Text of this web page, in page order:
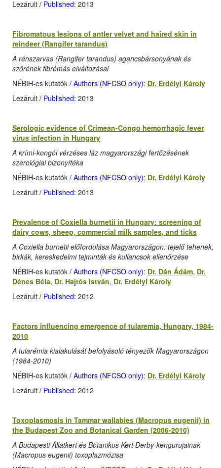
Lezárult / Published: 2013
Fibromatous lesions of antler velvet and haired skin in
reindeer (Rangifer tarandus)
A rénszarvas (Rangifer tarandus) agancsbársonyának és
szőrének fibrómás elváltozásai
NÉBIH-es kutatók / Authors (NFCSO only): Dr. Erdélyi Károly
Lezárult / Published: 2013
Serologic evidence of Crimean-Congo hemorrhagic fever
virus infection in Hungary
A krími-kongói vérzéses láz magyarországi fertőzésének
szerológiai bizonyítéka
NÉBIH-es kutatók / Authors (NFCSO only): Dr. Erdélyi Károly
Lezárult / Published: 2013
Prevalence of Coxiella burnetii in Hungary: screening of
dairy cows, sheep, commercial milk samples, and ticks
A Coxiella burnetii előfordulása Magyarországon: tejelő tehenek,
birkák, kereskedelmi tejminták és kullancsok ellenőrzése
NÉBIH-es kutatók / Authors (NFCSO only): Dr. Dán Ádám, Dr.
Dénes Béla, Dr. Hajtós István, Dr. Erdélyi Károly
Lezárult / Published: 2012
Factors influencing emergence of tularemia, Hungary, 1984-
2010
A tularémia kialakulását befolyásoló tényezők Magyarországon
(1984-2010)
NÉBIH-es kutatók / Authors (NFCSO only): Dr. Erdélyi Károly
Lezárult / Published: 2012
Toxoplasmosis in Tammar wallabies (Macropus eugenii) in
the Budapest Zoo and Botanical Garden (2006-2010)
A Budapesti Állatkert és Botanikus Kert Derby-kengurujainak
(Macropus eugenii) toxoplazmózisa